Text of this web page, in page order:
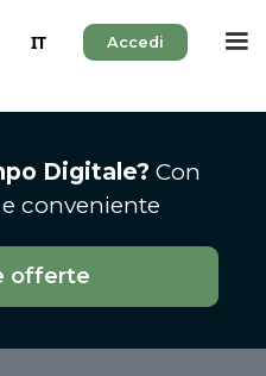
IT Accedi
Digitale? Con
conveniente
offerte